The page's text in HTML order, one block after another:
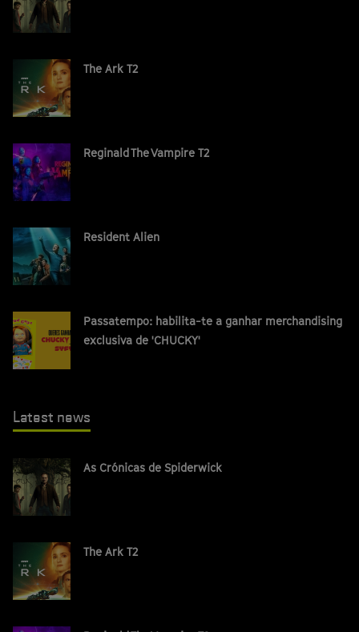
The Ark T2
Reginald The Vampire T2
Resident Alien
Passatempo: habilita-te a ganhar merchandising
exclusiva de 'CHUCKY'
Latest news
As Crónicas de Spiderwick
The Ark T2